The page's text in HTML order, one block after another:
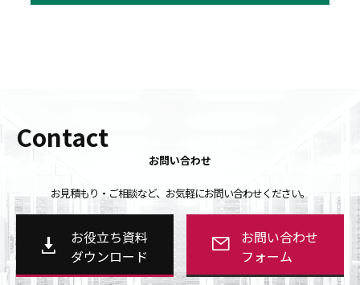
Contact
お問い合わせ
お見積もり・ご相談など、お気軽にお問い合わせください。
お役立ち資料
ダウンロード
お問い合わせ
フォーム